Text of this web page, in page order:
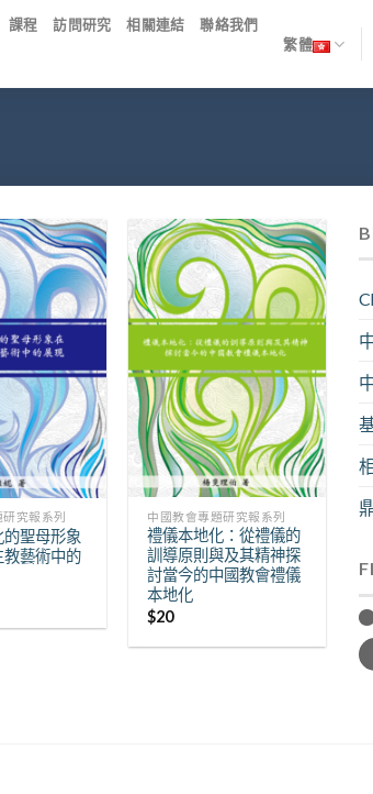
課程 訪問研究 相關連結 聯絡我們
繁體
究報系列
聖母形象
藝術中的
+
中國教會專題研究報系列
禮儀本地化：從禮儀的
訓導原則與及其精神探
討當今的中國教會禮儀
本地化
$20